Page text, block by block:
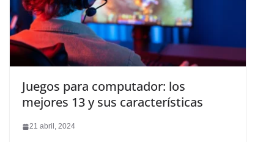
Juegos para computador: los
mejores 13 y sus características
21 abril, 2024